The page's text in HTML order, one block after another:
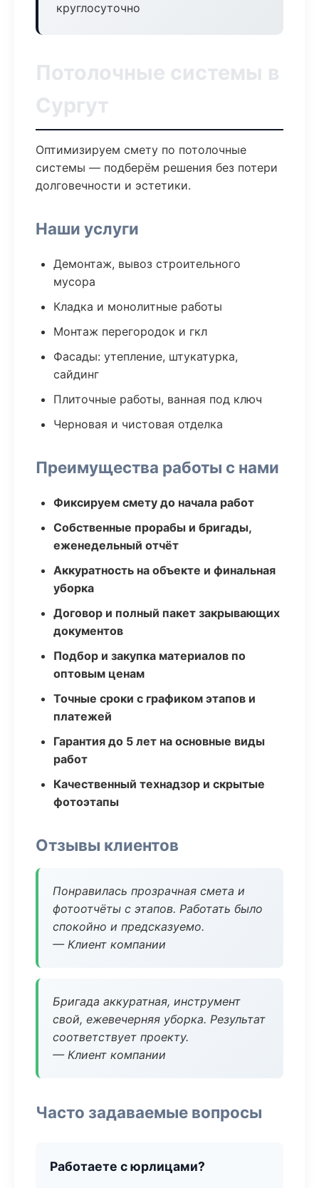
круглосуточно
Потолочные системы в
Сургут
Оптимизируем смету по потолочные
системы — подберём решения без потери
долговечности и эстетики.
Наши услуги
Демонтаж, вывоз строительного
мусора
Кладка и монолитные работы
Монтаж перегородок и гкл
Фасады: утепление, штукатурка,
сайдинг
Плиточные работы, ванная под ключ
Черновая и чистовая отделка
Преимущества работы с нами
Фиксируем смету до начала работ
Собственные прорабы и бригады,
еженедельный отчёт
Аккуратность на объекте и финальная
уборка
Договор и полный пакет закрывающих
документов
Подбор и закупка материалов по
оптовым ценам
Точные сроки с графиком этапов и
платежей
Гарантия до 5 лет на основные виды
работ
Качественный технадзор и скрытые
фотоэтапы
Отзывы клиентов
Понравилась прозрачная смета и
фотоотчёты с этапов. Работать было
спокойно и предсказуемо.
— Клиент компании
Бригада аккуратная, инструмент
свой, ежевечерняя уборка. Результат
соответствует проекту.
— Клиент компании
Часто задаваемые вопросы
Работаете с юрлицами?